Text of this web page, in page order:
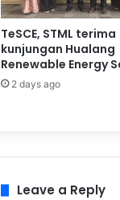
TeSCE, STML terima
kunjungan Hualang
Renewable Energy
2 days ago
Leave a Reply